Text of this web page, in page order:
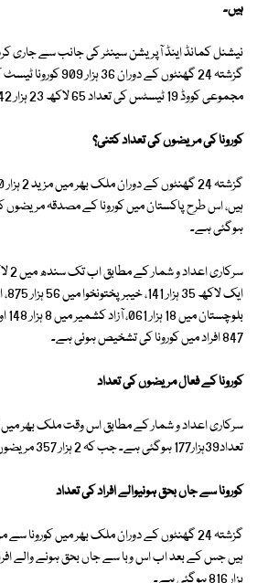
ہیں۔
نیشنل کمانڈ اینڈ آپریشن سینٹر کی جانب سے جاری
گزشتہ 24 گھنٹوں کے
مجموعی کووڈ 19 ٹیسٹس کی تعداد 65 لاکھ 23 ہزار 842 ہوگئی ہے۔
کورونا کی مریضوں کی تعداد کتنی؟
ہوگئی ہے۔
847 افراد میں کورونا کی تشخیص ہوئی ہے۔
کورونا کے فعال مریضوں کی تعداد
سرکاری اعداد و شمار کے مطابق اس وقت ملک بھر
تعداد39ہزار177 ہوگئی ہے۔ جب کہ 2 ہزار 357 مریضوں کی حالت تشویشناک ہے۔
کورونا سے جاں بحق ہونیوالے افراد کی تعداد